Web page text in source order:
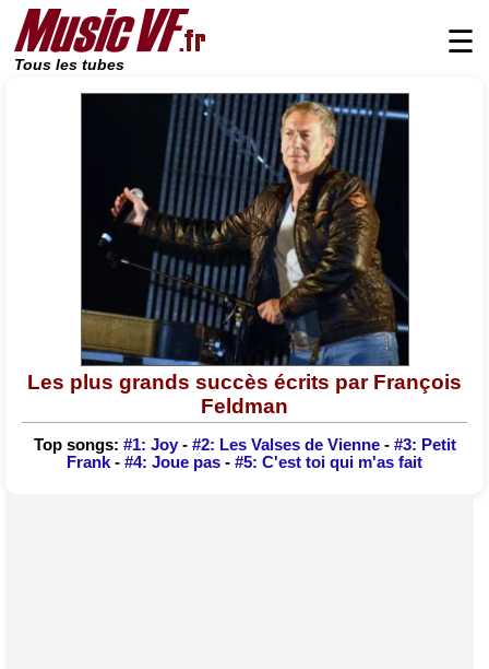
Tous les tubes
☰
Les plus grands succès écrits par François
Feldman
Top songs: #1: Joy- #2: Les Valses de Vienne- #3: Petit
Frank- #4: Joue pas - #5: C'est toi qui m'as fait